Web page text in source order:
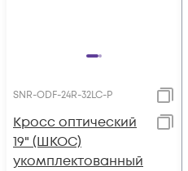
SNR-ODF-24R-32LC-P
Кросс оптический
19" (ШКОС)
укомплектованный